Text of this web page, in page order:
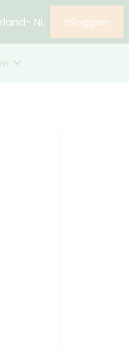
- NL Inloggen